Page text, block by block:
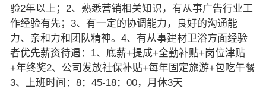
验2年以上；2、熟悉营销相关知识，有从事广告行业工
作经验有先；3、有一定的协调能力，良好的沟通能
力、亲和力和团队精神。4、有从事建材卫浴方面经验
者优先薪资待遇：1、底薪+提成+全勤补贴+岗位津贴
+年终奖2、公司发放社保补贴+每年固定旅游+包吃午餐
3、上班时间：8：45-18：00，月休3天